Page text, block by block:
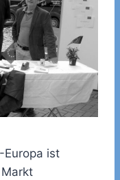
ist